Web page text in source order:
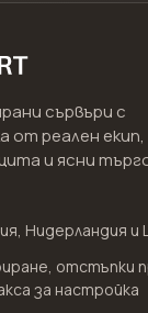
сървъри с
от реален екип,
и ясни
Нидерландия и
отстъпки
за настройка